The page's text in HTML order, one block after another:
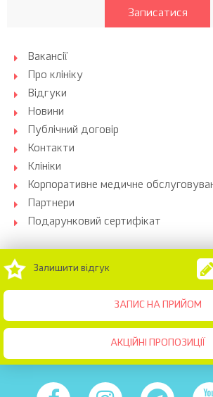
Записатися
Вакансії
Про клініку
Відгуки
Новини
Публічний договір
Контакти
Клініки
Корпоративне медичне
Партнери
Подарунковий сертифікат
ЗАПИС НА ПРИЙОМ
Залишити відгук
АКЦІЙНІ ПРОПОЗИЦІЇ